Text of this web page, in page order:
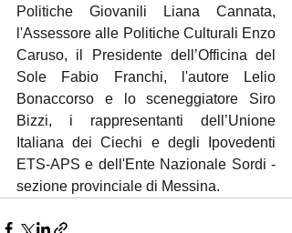
Politiche Giovanili Liana Cannata,
l'Assessore alle Politiche Culturali Enzo
Caruso, il Presidente dell’Officina del
Sole Fabio Franchi, l'autore Lelio
Bonaccorso e lo sceneggiatore Siro
Bizzi, i rappresentanti dell’Unione
Italiana dei Ciechi e degli Ipovedenti
ETS-APS e dell'Ente Nazionale Sordi -
sezione provinciale di Messina.